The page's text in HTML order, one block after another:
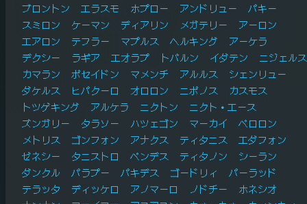
ブロントン
エラスモ ホプロー アンドリュー
パキー
スミロン
ケーマン ディアリン メガテリー
アーロン
エアロン
テフラー マプルス ヘルキング
アーケラ
デクシー
ラギア エオラプ トバルン イダテン
ニジェルス
カマラン
ポセイドン マメンチ アルルス
シェンリュー
ダケルス
ヒパクーロ オロロン ニポノス
カスモス
トツゲキング
アルケラ ニクトン
ニクト・エース
ズンガリー
タラソー ハツェゴン マーカイ
ペロロン
メトリス
ゴンフォン アナクス ティタニス
エダフォン
ゼネシー
タニストロ ペンデス ティタノン
シーラン
ダンクル
パラプー パキデス ゴードリィ
パーラッド
テラッタ
ディッケロ アノマーロ ノドチー
ホネシオ